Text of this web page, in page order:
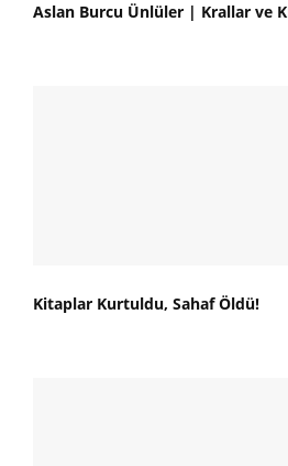
Aslan Burcu Ünlüler | Krallar ve
Kitaplar Kurtuldu, Sahaf Öldü!